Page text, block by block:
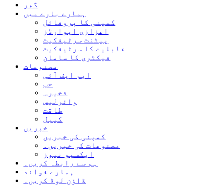
گھر
ہمارے بارے میں
کمپنی کا پروفائل
اعزازی ایوارڈز
پیٹنٹ سرٹیفکیٹ
قابلیت کا سرٹیفکیٹ
فیکٹری کا سامان
مصنوعات
ایم ایف آئی
حب
ذخیرہ
وائرلیس
طاقت
کیبل
خبریں
کمپنی کی خبریں
مصنوعات کی خبریں۔
ایکسپو نیوز
ہم سے رابطہ کریں۔
ہمارے فوائد
ڈاؤن لوڈ کریں۔